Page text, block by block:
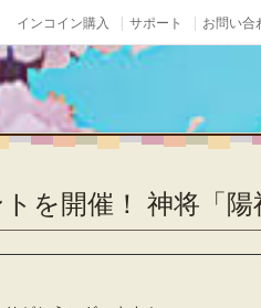
インコイン購入 サポート お問い合
を開催！ 神将「陽